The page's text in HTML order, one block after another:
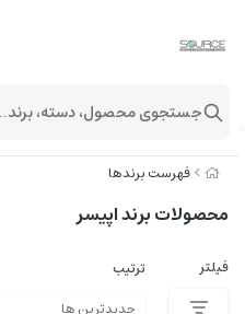
فهرست برندها
محصولات برند اپیسر
فیلتر ترتیب
جستجوی محصول، دسته، برند...